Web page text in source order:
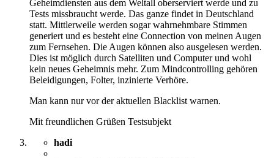
Geheimdiensten aus dem Weltall oberserviert werde und zu
Tests missbraucht werde. Das ganze findet in Deutschland
statt. Mittlerweile werden sogar wahrnehmbare Stimmen
generiert und es besteht eine Connection von meinen Augen
zum Fernsehen. Die Augen können also ausgelesen werden.
Dies ist möglich durch Satelliten und Computer und wohl
kein neues Geheimnis mehr. Zum Mindcontrolling gehören
Beleidigungen, Folter, inzinierte Verhöre.
Man kann nur vor der aktuellen Blacklist warnen.
Mit freundlichen Grüßen Testsubjekt
hadi